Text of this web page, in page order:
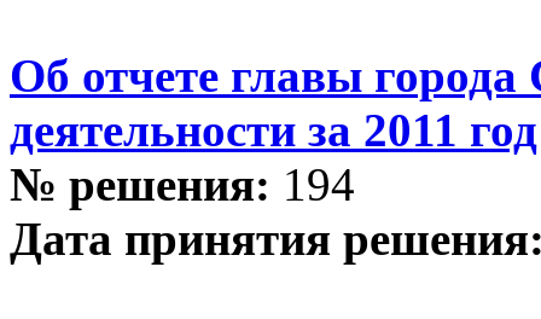
Об отчете главы города
деятельности за 2011 год
№ решения: 194
Дата принятия